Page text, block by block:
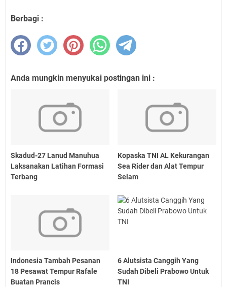
Berbagi :
Anda mungkin menyukai postingan ini :
Skadud-27 Lanud Manuhua
Laksanakan Latihan Formasi
Terbang
Kopaska TNI AL Kekurangan
Sea Rider dan Alat Tempur
Selam
Indonesia Tambah Pesanan
18 Pesawat Tempur Rafale
Buatan Prancis
6 Alutsista Canggih Yang
Sudah Dibeli Prabowo Untuk
TNI